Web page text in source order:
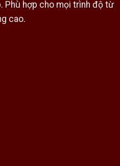
Phù hợp cho mọi trình độ từ
cao.